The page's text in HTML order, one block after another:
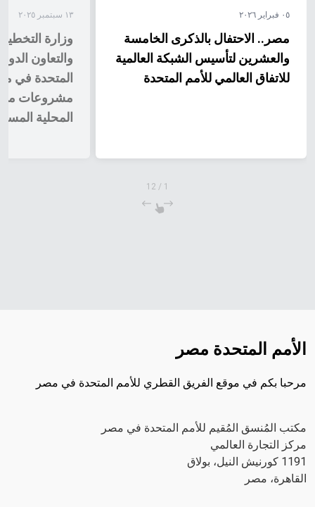
٠٥ فبراير ٢٠٢٦
مصر.. الاحتفال بالذكرى الخامسة
والعشرين لتأسيس الشبكة العالمية
للاتفاق العالمي للأمم المتحدة
١٣ سبتمبر ٢٠٢٥
وزارة التخطيط
والتعاون
المتحدة في
مشروعات
المحلية
1
/
12
الأمم المتحدة مصر
مرحبا بكم في موقع الفريق القطري للأمم المتحدة في مصر
مكتب المُنسق المُقيم للأمم المتحدة في مصر
مركز التجارة العالمي
1191 كورنيش النيل، بولاق
القاهرة، مصر